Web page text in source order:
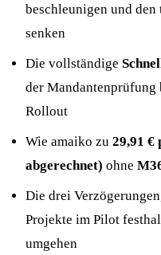
beschleunigen und
senken
Die vollständige
der Mandantenprüfung
Rollout
Wie amaiko zu 29,91
abgerechnet) ohne
Die drei
Projekte im Pilot
umgehen